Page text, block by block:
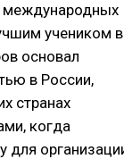
международных
учеником в
основал
в России,
странах
когда
для